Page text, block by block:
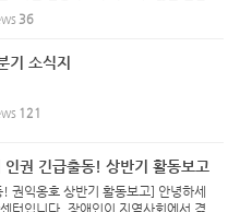
그림속 글자- 2026년 집단자립지원
을 잇다> 장애여성 프로그램 ver.3 장
36
기 소식지
121
인권 긴급출동! 상반기 활동보고
권익옹호 상반기 활동보고] 안녕하세